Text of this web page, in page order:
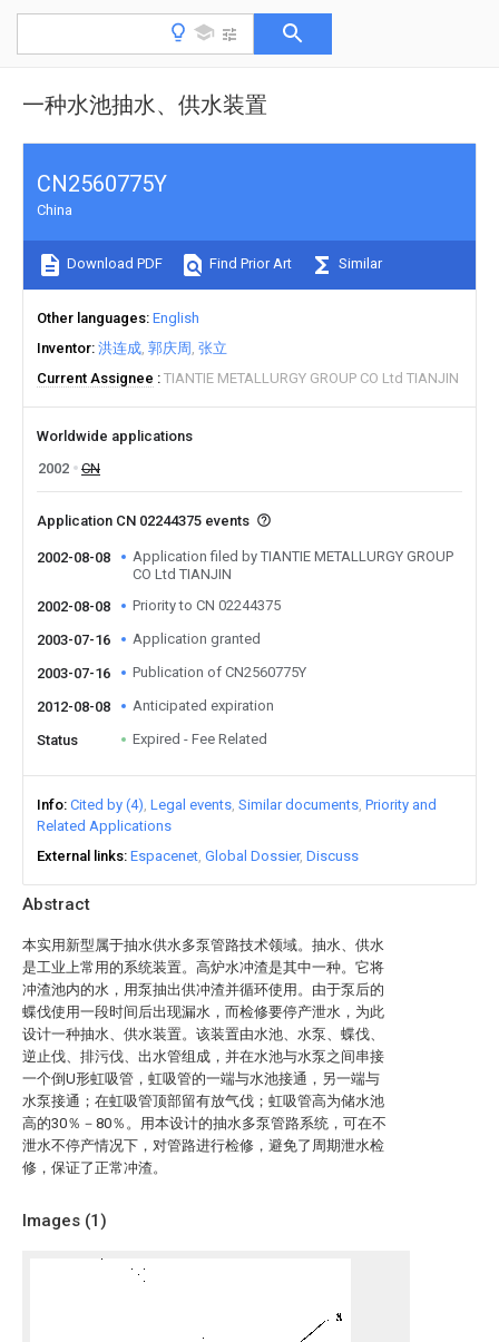
一种水池抽水、供水装置
Abstract
本实用新型属于抽水供水多泵管路技术领域。抽水、供水
是工业上常用的系统装置。高炉水冲渣是其中一种。它将
冲渣池内的水，用泵抽出供冲渣并循环使用。由于泵后的
蝶伐使用一段时间后出现漏水，而检修要停产泄水，为此
设计一种抽水、供水装置。该装置由水池、水泵、蝶伐、
逆止伐、排污伐、出水管组成，并在水池与水泵之间串接
一个倒U形虹吸管，虹吸管的一端与水池接通，另一端与
水泵接通；在虹吸管顶部留有放气伐；虹吸管高为储水池
高的30％－80％。用本设计的抽水多泵管路系统，可在不
泄水不停产情况下，对管路进行检修，避免了周期泄水检
修，保证了正常冲渣。
Images (1)
CN2560775Y
China
Download PDF Find Prior Art Similar
Other languages English
Inventor 洪连成 郭庆周 张立
Current Assignee
TIANTIE METALLURGY GROUP CO Ltd TIANJIN
Worldwide applications
2002
CN
Application CN 02244375 events
2002-08-08
Application filed by TIANTIE METALLURGY GROUP
CO Ltd TIANJIN
2002-08-08
Priority to CN 02244375
2003-07-16 Application granted
2003-07-16 Publication of CN2560775Y
2012-08-08 Anticipated expiration
Status Expired - Fee Related
Info Cited by (4) Legal events Similar documents Priority and
Related Applications
External links Espacenet Global Dossier Discuss